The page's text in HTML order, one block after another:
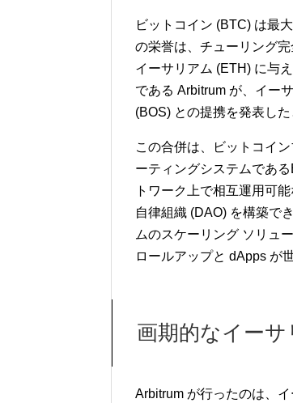
ビットコイン (BTC) は最
の栄誉は、チューリング
イーサリアム (ETH) に与
である Arbitrum が、イー
(BOS) との提携を発表し
この合併は、ビットコイ
ーティングシステムであ
トワーク上で相互運用可
自律組織 (DAO) を構築で
ムのスケーリング ソリュ
ロールアップと dApps が
画期的なイー
Arbitrum が行ったのは、